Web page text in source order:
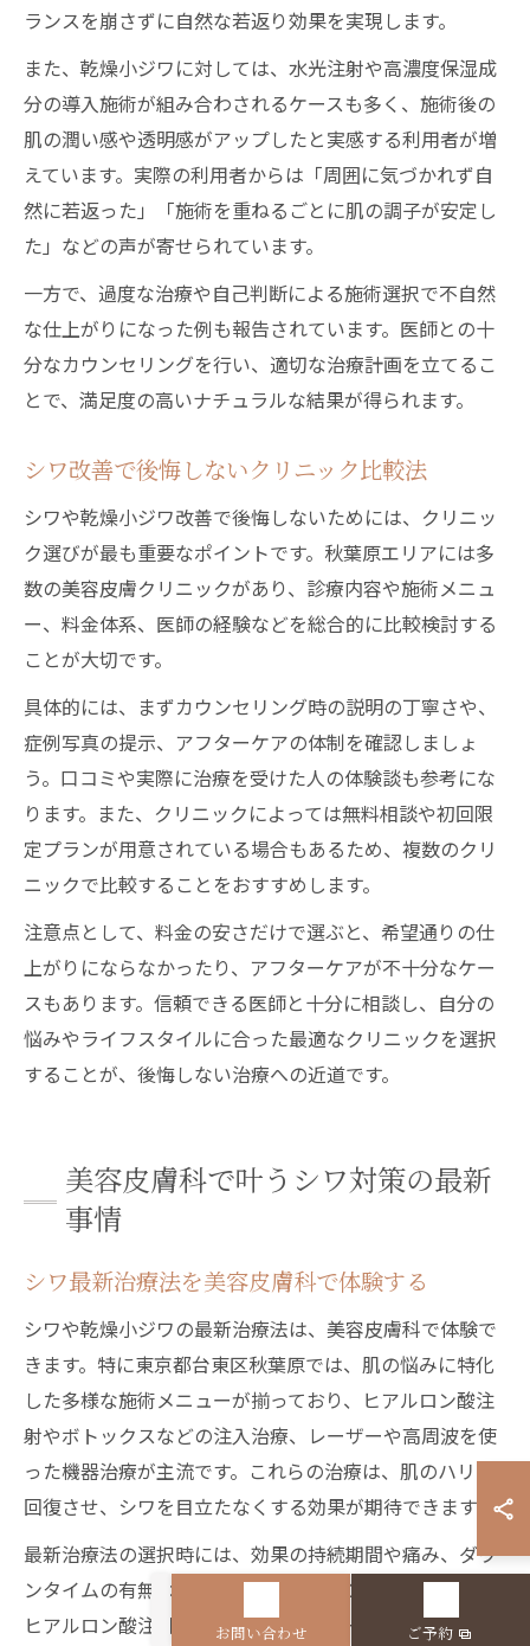
ランスを崩さずに自然な若返り効果を実現します。
また、乾燥小ジワに対しては、水光注射や高濃度保湿成
分の導入施術が組み合わされるケースも多く、施術後の
肌の潤い感や透明感がアップしたと実感する利用者が増
えています。実際の利用者からは「周囲に気づかれず自
然に若返った」「施術を重ねるごとに肌の調子が安定し
た」などの声が寄せられています。
一方で、過度な治療や自己判断による施術選択で不自然
な仕上がりになった例も報告されています。医師との十
分なカウンセリングを行い、適切な治療計画を立てるこ
とで、満足度の高いナチュラルな結果が得られます。
シワ改善で後悔しないクリニック比較法
シワや乾燥小ジワ改善で後悔しないためには、クリニッ
ク選びが最も重要なポイントです。秋葉原エリアには多
数の美容皮膚クリニックがあり、診療内容や施術メニュ
ー、料金体系、医師の経験などを総合的に比較検討する
ことが大切です。
具体的には、まずカウンセリング時の説明の丁寧さや、
症例写真の提示、アフターケアの体制を確認しましょ
う。口コミや実際に治療を受けた人の体験談も参考にな
ります。また、クリニックによっては無料相談や初回限
定プランが用意されている場合もあるため、複数のクリ
ニックで比較することをおすすめします。
注意点として、料金の安さだけで選ぶと、希望通りの仕
上がりにならなかったり、アフターケアが不十分なケー
スもあります。信頼できる医師と十分に相談し、自分の
悩みやライフスタイルに合った最適なクリニックを選択
することが、後悔しない治療への近道です。
美容皮膚科で叶うシワ対策の最新
事情
シワ最新治療法を美容皮膚科で体験する
シワや乾燥小ジワの最新治療法は、美容皮膚科で体験で
きます。特に東京都台東区秋葉原では、肌の悩みに特化
した多様な施術メニューが揃っており、ヒアルロン酸注
射やボトックスなどの注入治療、レーザーや高周波を使
った機器治療が主流です。これらの治療は、肌のハリを
回復させ、シワを目立たなくする効果が期待できます。
最新治療法の選択時には、効果の持続期間や痛み、ダウ
ンタイムの有無なども比較検討がポイントです。例えば
ヒアルロン酸注射は即効性があり、レーザー治療は肌質
お問い合わせ ご予約